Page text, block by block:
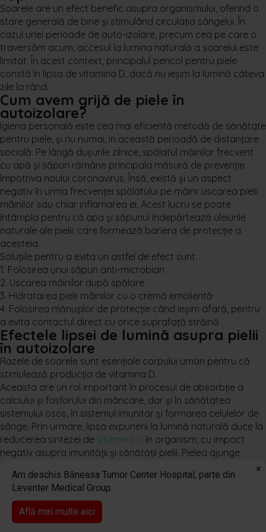
Soarele are un efect benefic asupra organismului, oferind o
stare generală de bine și stimulând circulația sângelui. În
cazul unei perioade de auto-izolare, precum cea pe care o
traversăm acum, accesul la lumina naturală a soarelui este
limitat. În acest context, principalul pericol pentru piele
constă în lipsa de vitamina D, dacă nu ieșim la lumină câteva
zile la rând.
Cum avem grijă de piele în
autoizolare?
Igiena personală este cea mai eficientă metodă de sănătate
pentru piele, și nu numai, în această perioadă de distanțare
socială. Pe lângă dușurile zilnice, spălatul mâinilor frecvent
cu apă și săpun rămâne principala măsură de prevenție
împotriva noului coronavirus. Însă, există și un aspect
negativ în urma frecvenței spălatului pe mâini: uscarea pielii
mâinilor sau chiar inflamarea ei. Acest lucru se poate
întâmpla pentru că apa și săpunul îndepărtează uleiurile
naturale ale pielii, care formează bariera de protecție a
acesteia.
Soluțiile pentru a evita un astfel de efect sunt:
1. Folosirea unui săpun anti-microbian
2. Uscarea mâinilor după spălare
3. Hidratarea pielii mâinilor cu o cremă emolientă
4. Folosirea mănușilor de protecție când ieșim afară, pentru
a evita contactul direct cu orice suprafață străină
Efectele lipsei de lumină asupra pielii
în autoizolare
Razele de soarele sunt esențiale corpului uman pentru că
stimulează producția de vitamina D.
Aceasta are un rol important în procesul de absorbție a
calciului și fosforului din mâncare, dar și în sănătatea
sistemului osos, în sistemul imunitar și formarea celulelor de
sânge. Prin urmare, lipsa expunerii la lumină naturală duce la
reducerea sintezei de vitamina D în organism, cu impact
negativ asupra imunității și sănătății pielii. Pielea ajunge
treptat la culoarea naturală pentru că pierde bronzul captat
în sezonul anterior.
Lipsa vitaminei D se poate corecta ușor, luând suplimente
care conțin vitamina D sau ieșind la o plimbare de câteva
minute la lumina zilei. Vestea bună în acest context este că
0374 415 744
×
Am deschis Băneasa Tumor Center Hospital, parte din
Leventer Medical Group.
Află mai multe aici